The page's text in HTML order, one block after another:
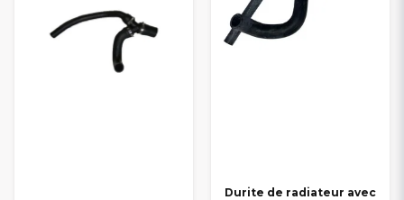
Durite de radiateur avec